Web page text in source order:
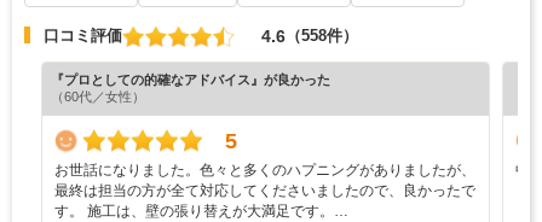
口コミ評価 4.6 （558件）
『プロとしての的確なアドバイス』が良かった
（60代／女性）
5
お世話になりました。色々と多くのハプニングがありましたが、
最終は担当の方が全て対応してくださいましたので、良かったで
す。 施工は、壁の張り替えが大満足です。…
中